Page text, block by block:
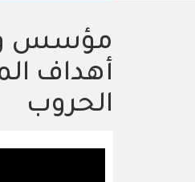
مؤسس
أهداف
الحروب